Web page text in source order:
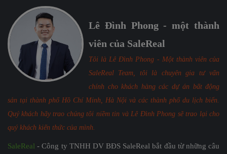
Lê Đình Phong - một thành
viên của SaleReal
Tôi là Lê Đình Phong - Một thành viên của
SaleReal Team, tôi là chuyên gia tư vấn
chính cho khách hàng các dự án bất động
sản tại thành phố Hồ Chí Minh, Hà Nội và các thành phố du lịch biển.
Quý khách hãy trao chúng tôi niềm tin và Lê Đình Phong sẽ trao lại cho
quý khách kiến thức của mình.
SaleReal - Công ty TNHH DV BĐS SaleReal bắt đầu từ những câu